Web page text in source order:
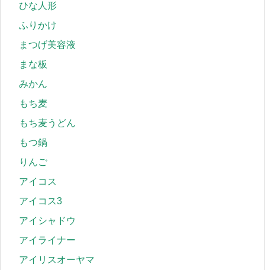
ひな人形
ふりかけ
まつげ美容液
まな板
みかん
もち麦
もち麦うどん
もつ鍋
りんご
アイコス
アイコス3
アイシャドウ
アイライナー
アイリスオーヤマ